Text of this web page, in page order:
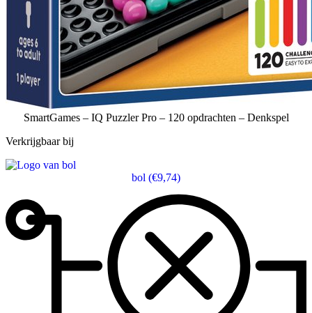
SmartGames – IQ Puzzler Pro – 120 opdrachten – Denkspel
Verkrijgbaar bij
bol (€9,74)